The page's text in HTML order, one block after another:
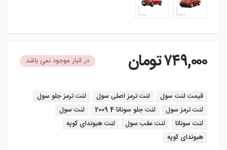
۷۴۹,۰۰۰تومان در انبار موجود نمی باشد
برچسب:
قیمت لنت سول لنت ترمز اصلی سول
لنت ترمز جلو سول
لنت ترمز سول
لنت جلو سوناتا 4 2009
لنت سول
لنت سوناتا
لنت عقب سول
لنت هیوندای کوپه
هیوندای کوپه